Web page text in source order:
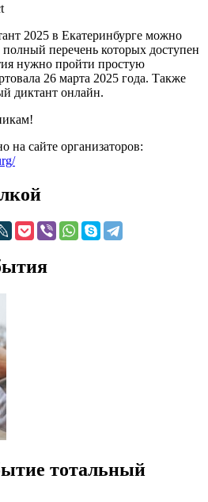
2025 в Екатеринбурге можно
перечень которых доступен
нужно пройти простую
26 марта 2025 года. Также
диктант онлайн.
на сайте организаторов:
тотальный